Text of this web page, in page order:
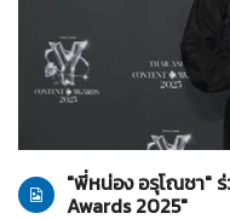
28-07-2569
"พี่หน่อง อรุโณชา"
Awards 2025"